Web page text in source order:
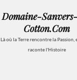
Domaine-
Cotton.com
Là où la Terre rencontre la Passion,
raconte l'Histoire